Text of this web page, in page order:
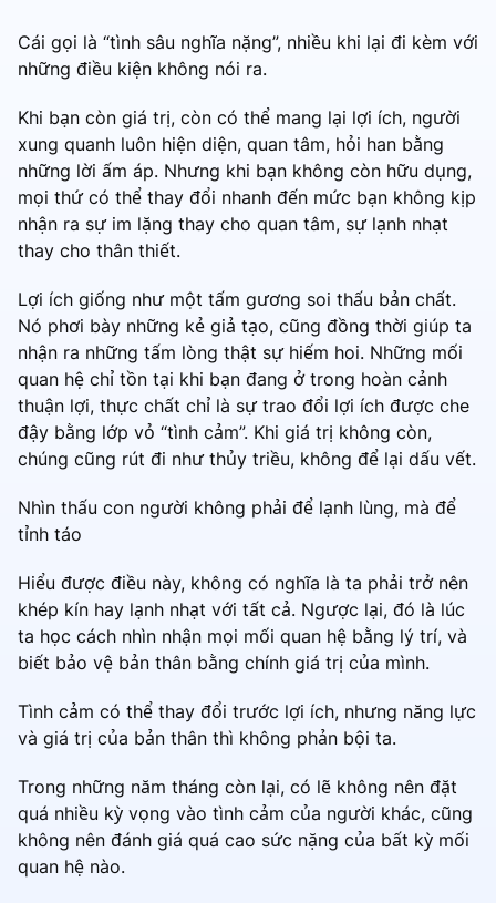
Cái gọi là “tình sâu nghĩa nặng”, nhiều khi lại đi kèm với
những điều kiện không nói ra.
Khi bạn còn giá trị, còn có thể mang lại lợi ích, người
xung quanh luôn hiện diện, quan tâm, hỏi han bằng
những lời ấm áp. Nhưng khi bạn không còn hữu dụng,
mọi thứ có thể thay đổi nhanh đến mức bạn không kịp
nhận ra sự im lặng thay cho quan tâm, sự lạnh nhạt
thay cho thân thiết.
Lợi ích giống như một tấm gương soi thấu bản chất.
Nó phơi bày những kẻ giả tạo, cũng đồng thời giúp ta
nhận ra những tấm lòng thật sự hiếm hoi. Những mối
quan hệ chỉ tồn tại khi bạn đang ở trong hoàn cảnh
thuận lợi, thực chất chỉ là sự trao đổi lợi ích được che
đậy bằng lớp vỏ “tình cảm”. Khi giá trị không còn,
chúng cũng rút đi như thủy triều, không để lại dấu vết.
Nhìn thấu con người không phải để lạnh lùng, mà để
tỉnh táo
Hiểu được điều này, không có nghĩa là ta phải trở nên
khép kín hay lạnh nhạt với tất cả. Ngược lại, đó là lúc
ta học cách nhìn nhận mọi mối quan hệ bằng lý trí, và
biết bảo vệ bản thân bằng chính giá trị của mình.
Tình cảm có thể thay đổi trước lợi ích, nhưng năng lực
và giá trị của bản thân thì không phản bội ta.
Trong những năm tháng còn lại, có lẽ không nên đặt
quá nhiều kỳ vọng vào tình cảm của người khác, cũng
không nên đánh giá quá cao sức nặng của bất kỳ mối
quan hệ nào.